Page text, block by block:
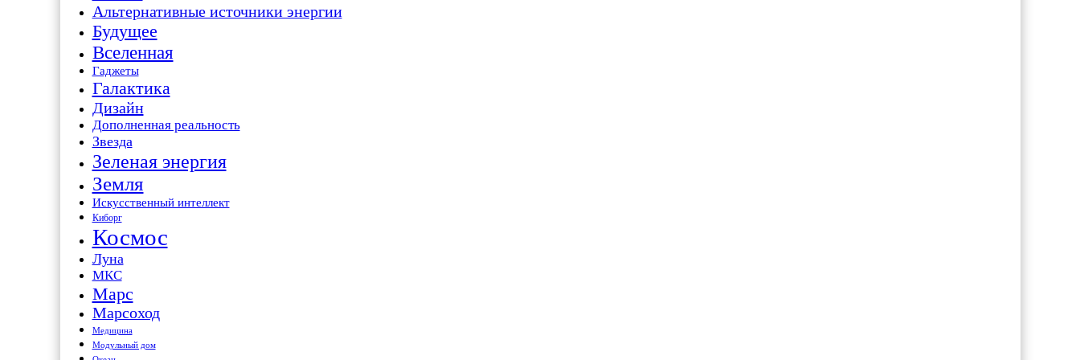
Альтернативные источники энергии
Будущее
Вселенная
Гаджеты
Галактика
Дизайн
Дополненная реальность
Звезда
Зеленая энергия
Земля
Искусственный интеллект
Киборг
Космос
Луна
МКС
Марс
Марсоход
Медицина
Модульный дом